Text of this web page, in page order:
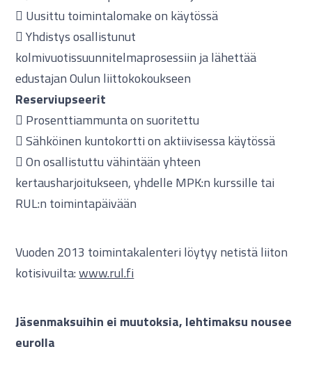
 Uusittu toimintalomake on käytössä
 Yhdistys osallistunut
kolmivuotissuunnitelmaprosessiin ja lähettää
edustajan Oulun liittokokoukseen
Reserviupseerit
 Prosenttiammunta on suoritettu
 Sähköinen kuntokortti on aktiivisessa käytössä
 On osallistuttu vähintään yhteen
kertausharjoitukseen, yhdelle MPK:n kurssille tai
RUL:n toimintapäivään
Vuoden 2013 toimintakalenteri löytyy netistä liiton
kotisivuilta:www.rul.fi
Jäsenmaksuihin ei muutoksia, lehtimaksu nousee
eurolla